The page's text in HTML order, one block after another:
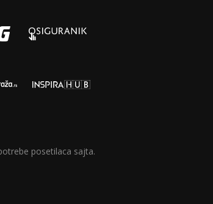
posetilaca sajta.